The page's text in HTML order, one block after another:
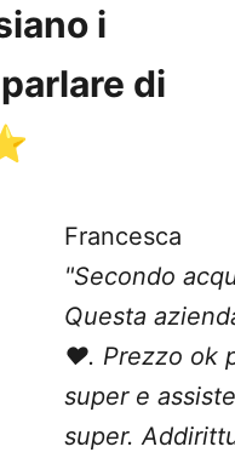
i
di
Francesca
"Secondo
Questa
❤️. Prezzo ok
super e
super.